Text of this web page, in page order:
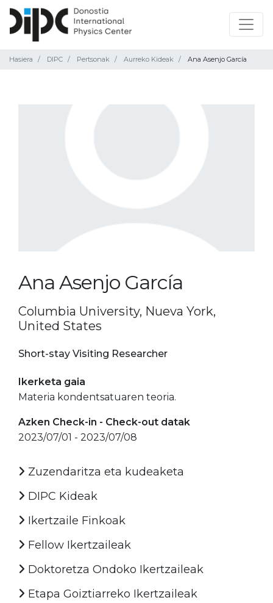
Hasiera DIPC Pertsonak Aurreko Kideak Ana Asenjo García
Ana Asenjo García
Columbia University, Nueva York,
United States
Short-stay Visiting Researcher
Ikerketa gaia
Materia kondentsatuaren teoria.
Azken Check-in - Check-out datak
2023/07/01 - 2023/07/08
Zuzendaritza eta kudeaketa
DIPC Kideak
Ikertzaile Finkoak
Fellow Ikertzaileak
Doktoretza Ondoko Ikertzaileak
Etapa Goiztiarreko Ikertzaileak